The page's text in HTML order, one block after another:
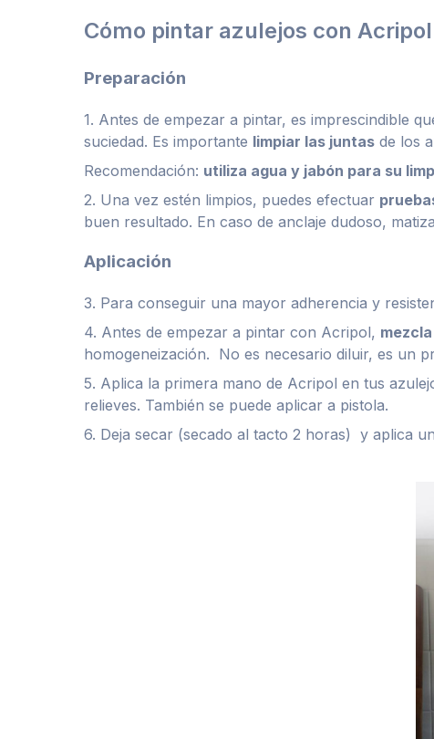
Cómo pintar azulejos con
Preparación
1. Antes de empezar a pintar, es imprescindible
suciedad. Es importante limpiar las juntas de los
Recomendación: utiliza agua y jabón para su
2. Una vez estén limpios, puedes efectuar
buen resultado. En caso de anclaje dudoso,
Aplicación
3. Para conseguir una mayor adherencia y
4. Antes de empezar a pintar con Acripol,
homogeneización. No es necesario diluir, es un
5. Aplica la primera mano de Acripol en tus
relieves. También se puede aplicar a pistola.
6. Deja secar (secado al tacto 2 horas) y aplica